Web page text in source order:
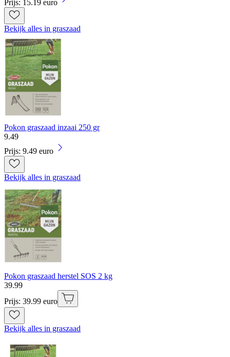
Prijs: 15.19 euro
Bekijk alles in graszaad
Pokon graszaad inzaai 250 gr
9.49
Prijs: 9.49 euro
Bekijk alles in graszaad
Pokon graszaad herstel SOS 2 kg
39.99
Prijs: 39.99 euro
Bekijk alles in graszaad